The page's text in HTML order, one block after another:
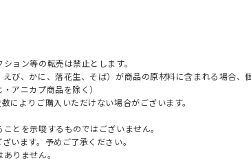
ョン等の転売は禁止とします。
、かに、落花生、そば）が商品の原材料に含まれる場合、
アニカプ商品を除く）
によりご購入いただけない場合がございます。
とを示唆するものではございません。
います。予めご了承ください。
りません。